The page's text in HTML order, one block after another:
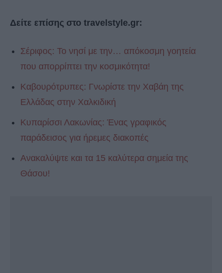
Δείτε επίσης στο travelstyle.gr:
Σέριφος: Το νησί με την… απόκοσμη γοητεία
που απορρίπτει την κοσμικότητα!
Καβουρότρυπες: Γνωρίστε την Χαβάη της
Ελλάδας στην Χαλκιδική
Κυπαρίσσι Λακωνίας: Ένας γραφικός
παράδεισος για ήρεμες διακοπές
Ανακαλύψτε και τα 15 καλύτερα σημεία της
Θάσου!